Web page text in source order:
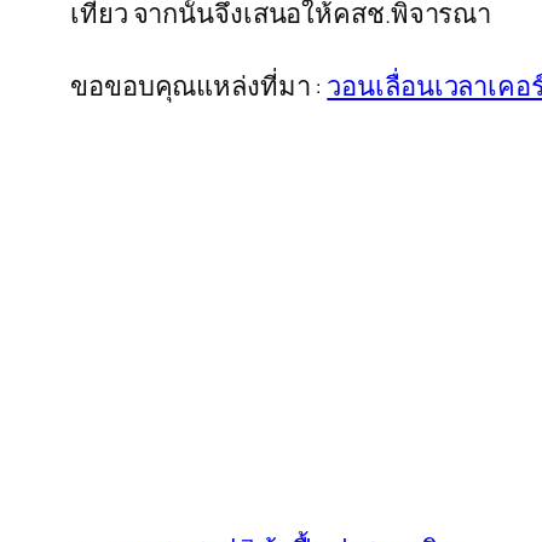
เที่ยว จากนั้นจึงเสนอให้คสช.พิจารณา
ขอขอบคุณแหล่งที่มา : วอนเลื่อนเวลาเค